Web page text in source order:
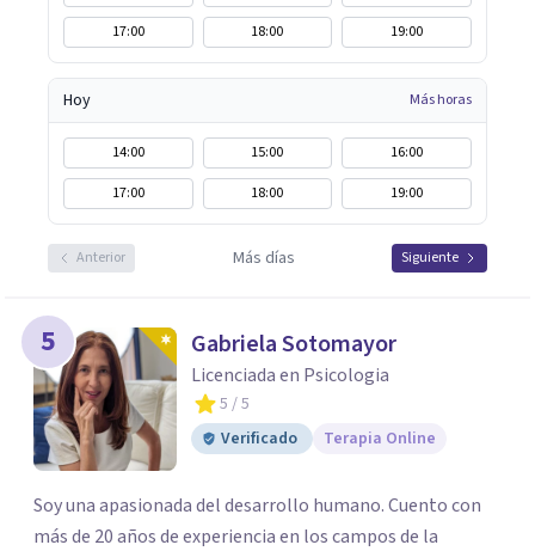
17:00
18:00 19:00
Hoy Más horas
14:00 15:00
16:00
17:00
18:00 19:00
Anterior Más días Siguiente
5 Gabriela Sotomayor
Licenciada en Psicologia
5 / 5
Verificado
Terapia Online
Soy una apasionada del desarrollo humano. Cuento con
más de 20 años de experiencia en los campos de la